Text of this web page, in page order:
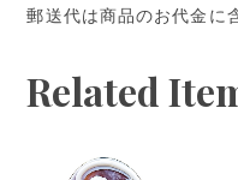
郵送代は商品のお代金に
Related